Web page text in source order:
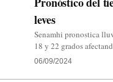
leves
Senamhi pronostica
18 y 22 grados
06/09/2024